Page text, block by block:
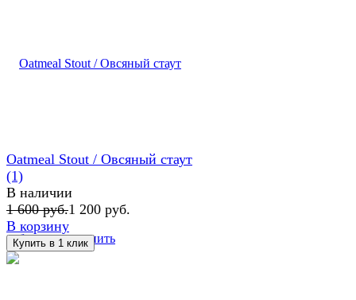
избранное сравнить
Oatmeal Stout / Овсяный стаут
(1)
В наличии
1 600 руб.1 200 руб.
В корзину